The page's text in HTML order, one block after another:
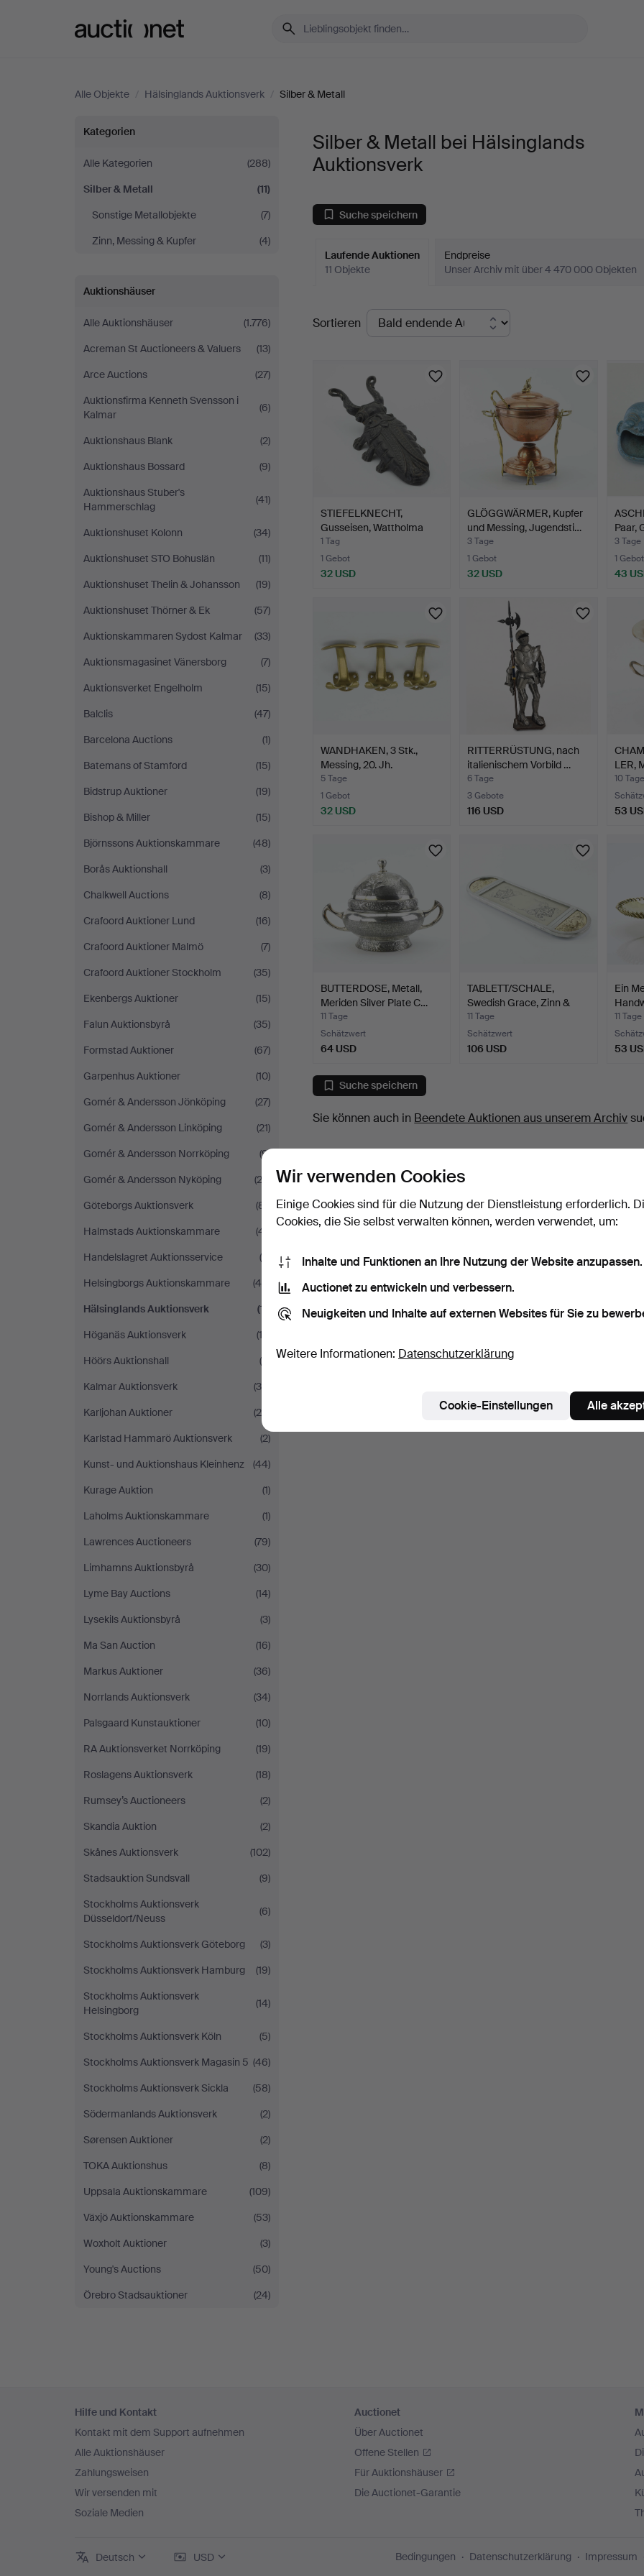
Alle Objekte / Hälsinglands Auktionsverk / Silber & Metall
Silber
&
Metall
bei
Auktionsverk
Kategorien
Alle Kategorien
(288)
Silber & Metall
(11)
Sonstige Metallobjekte
(7)
Zinn, Messing & Kupfer
(4)
Auktionshäuser
Alle Auktionshäuser
(1.776)
Acreman St Auctioneers & Valuers
(13)
Arce Auctions
(27)
Auktionsfirma Kenneth Svensson i
Kalmar
(6)
Auktionshaus Blank
(2)
Auktionshaus Bossard
(9)
Auktionshaus Stuber's
Hammerschlag
(41)
Auktionshuset Kolonn
(34)
Auktionshuset STO Bohuslän
(11)
Auktionshuset Thelin & Johansson
(19)
Auktionshuset Thörner & Ek
(57)
Auktionskammaren Sydost Kalmar
(33)
Auktionsmagasinet Vänersborg
(7)
Auktionsverket Engelholm
(15)
Balclis
(47)
Barcelona Auctions
(1)
Batemans of Stamford
(15)
Bidstrup Auktioner
(19)
Bishop & Miller
(15)
Björnssons Auktionskammare
(48)
Borås Auktionshall
(3)
Chalkwell Auctions
(8)
Crafoord Auktioner Lund
(16)
Crafoord Auktioner Malmö
(7)
Crafoord Auktioner Stockholm
(35)
Ekenbergs Auktioner
(15)
Falun Auktionsbyrå
(35)
Formstad Auktioner
(67)
Garpenhus Auktioner
(10)
Gomér & Andersson Jönköping
(27)
Gomér & Andersson Linköping
(21)
Gomér & Andersson Norrköping
(9)
Gomér & Andersson Nyköping
(23)
Göteborgs Auktionsverk
(81)
Halmstads Auktionskammare
(41)
Handelslagret Auktionsservice
(4)
Helsingborgs Auktionskammare
(44)
Hälsinglands Auktionsverk
(11)
Höganäs Auktionsverk
(13)
Höörs Auktionshall
(5)
Kalmar Auktionsverk
(30)
Karljohan Auktioner
(28)
Karlstad Hammarö Auktionsverk
(2)
Kunst- und Auktionshaus Kleinhenz
(44)
Kurage Auktion
(1)
Laholms Auktionskammare
(1)
Lawrences Auctioneers
(79)
Limhamns Auktionsbyrå
(30)
Lyme Bay Auctions
(14)
Lysekils Auktionsbyrå
(3)
Ma San Auction
(16)
Markus Auktioner
(36)
Norrlands Auktionsverk
(34)
Palsgaard Kunstauktioner
(10)
RA Auktionsverket Norrköping
(19)
Roslagens Auktionsverk
(18)
Rumsey’s Auctioneers
(2)
Skandia Auktion
(2)
Skånes Auktionsverk
(102)
Stadsauktion Sundsvall
(9)
Stockholms Auktionsverk
Düsseldorf/Neuss
(6)
Stockholms Auktionsverk Göteborg
(3)
Stockholms Auktionsverk Hamburg
(19)
Stockholms Auktionsverk
Helsingborg
(14)
Stockholms Auktionsverk Köln
(5)
Stockholms Auktionsverk Magasin 5 (46)
Stockholms Auktionsverk Sickla
(58)
Södermanlands Auktionsverk
(2)
Sørensen Auktioner
(2)
TOKA Auktionshus
(8)
Uppsala Auktionskammare
(109)
Växjö Auktionskammare
(53)
Woxholt Auktioner
(3)
Young's Auctions
(50)
Örebro Stadsauktioner
(24)
Silber & Metall bei Hälsinglands
Auktionsverk
Suche speichern
Laufende Auktionen
11 Objekte
Endpreise
Unser Archiv mit über 4 470 000 Objekten
Laufende
Auktionen
Sortieren
STIEFELKNECHT,
Gusseisen, Wattholma
Bruk, …
1 Tag
1 Gebot
32 USD
GLÖGGWÄRMER, Kupfer
und Messing, Jugendsti…
3 Tage
1 Gebot
32 USD
Paar,
3 Tage
1 Gebot
43
WANDHAKEN, 3 Stk.,
Messing, 20. Jh.
5 Tage
1 Gebot
32 USD
RITTERRÜSTUNG, nach
italienischem Vorbild …
6 Tage
3 Gebote
116 USD
LER,
10 Tage
53
BUTTERDOSE, Metall,
Meriden Silver Plate C…
11 Tage
Schätzwert
64 USD
TABLETT/SCHALE,
Swedish Grace, Zinn &
Mess…
11 Tage
Schätzwert
106 USD
Ein
11 Tage
53
Suche speichern
Sie können auch in Beendete Auktionen aus unserem Archiv
Navigation
Hilfe und Kontakt
Kontakt mit dem Support aufnehmen
Alle Auktionshäuser
Zahlungsweisen
Wir versenden mit
Soziale Medien
Auctionet
Über Auctionet
Offene Stellen
Für Auktionshäuser
Die Auctionet-Garantie
Deutsch USD Bedingungen Datenschutzerklärung Impressum
Wir verwenden Cookies
Einige Cookies sind für die Nutzung der Dienstleistung erforderlich.
Cookies, die Sie selbst verwalten können, werden verwendet, um:
Inhalte und Funktionen an Ihre Nutzung der Website anzupassen.
Auctionet zu entwickeln und verbessern.
Neuigkeiten und Inhalte auf externen Websites für Sie zu
Weitere Informationen: Datenschutzerklärung
Cookie-Einstellungen Alle